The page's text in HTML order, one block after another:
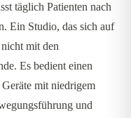
täglich Patienten nach
Ein Studio, das sich auf
mit den
Es bedient einen
mit niedrigem
und